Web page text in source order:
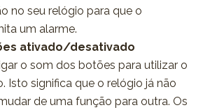
no seu relógio para que o
um alarme.
ativado/desativado
o som dos botões para utilizar o
Isto significa que o relógio já não
de uma função para outra. Os